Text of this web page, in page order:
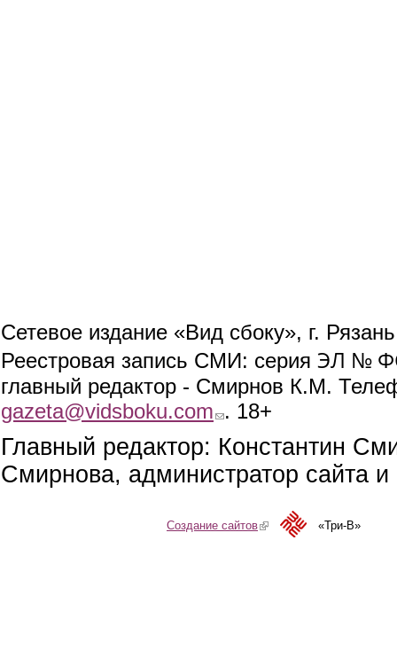
Сетевое издание «Вид сбоку», г.
Реестровая запись СМИ: серия ЭЛ №
главный редактор - Смирнов К.М.
gazeta@vidsboku.com (link sends e-mail)
. 18+
Главный редактор: Константин
Смирнова, администратор сайта
Создание сайтов(link is external)«Три-В»